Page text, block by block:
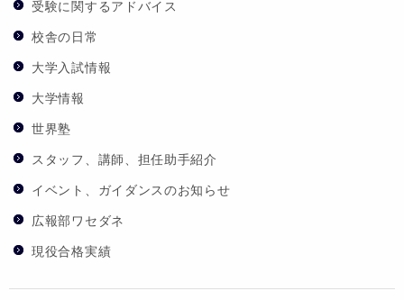
受験に関するアドバイス
校舎の日常
大学入試情報
大学情報
世界塾
スタッフ、講師、担任助手紹介
イベント、ガイダンスのお知らせ
広報部ワセダネ
現役合格実績